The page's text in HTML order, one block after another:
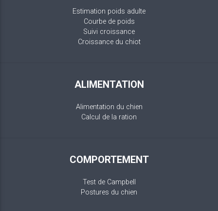
Estimation poids adulte
Courbe de poids
Suivi croissance
Croissance du chiot
ALIMENTATION
Alimentation du chien
Calcul de la ration
COMPORTEMENT
Test de Campbell
Postures du chien